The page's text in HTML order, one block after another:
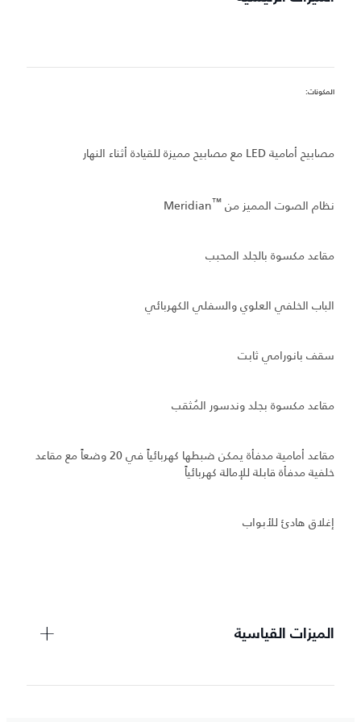
المكونات:
مصابيح أمامية LED مع مصابيح مميزة للقيادة أثناء النهار
نظام الصوت المميز من Meridian ™
مقاعد مكسوة بالجلد المحبب
الباب الخلفي العلوي والسفلي الكهربائي
سقف بانورامي ثابت
مقاعد مكسوة بجلد وندسور المُثقب
مقاعد أمامية مدفأة يمكن ضبطها كهربائياً في 20 وضعاً مع مقاعد
خلفية مدفأة قابلة للإمالة كهربائياً
إغلاق هادئ للأبواب
الميزات القياسية